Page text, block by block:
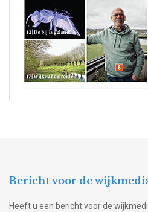
Bericht voor de
Heeft u een bericht voor de